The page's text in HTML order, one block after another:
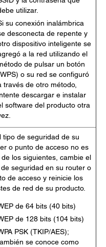
utilizar.
su conexión inalámbrica
desconecta de repente y
dispositivo inteligente se
a la red utilizando el
de pulsar un botón
o su red se configuró
través de otro método,
descargar e instalar
software del producto otra
tipo de seguridad de su
o punto de acceso no es
de los siguientes, cambie el
seguridad en su router o
de acceso y reinicie los
de red de su producto.
de 64 bits (40 bits)
de 128 bits (104 bits)
PSK (TKIP/AES);
se conoce como